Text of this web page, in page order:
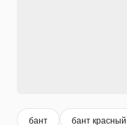
бант бант красный